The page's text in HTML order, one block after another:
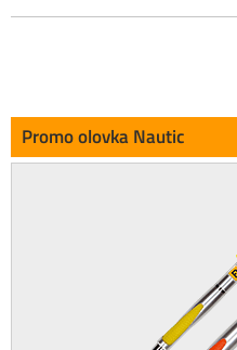
Promo olovka Nautic